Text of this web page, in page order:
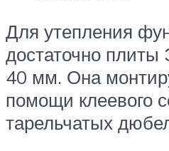
Для утепления
достаточно
40 мм. Она
помощи клеевого
тарельчатых